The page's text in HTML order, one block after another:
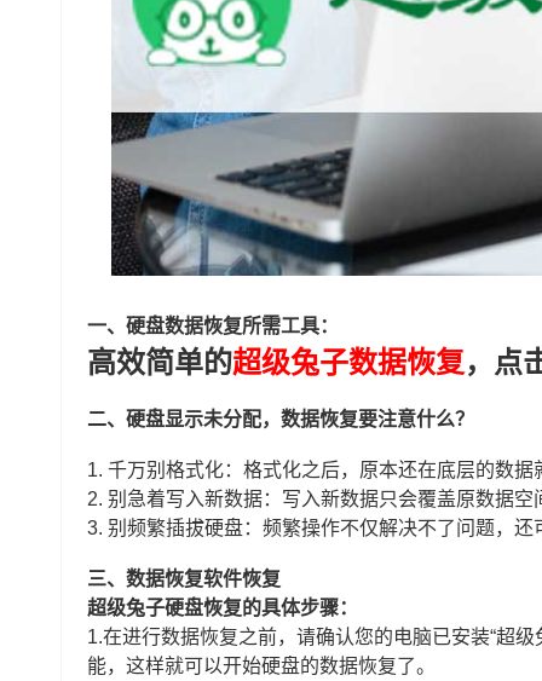
一、硬盘数据恢复所需工具：
高效简单的超级兔子数据恢复，点
二、硬盘显示未分配，数据恢复要注意什么？
1. 千万别格式化：格式化之后，原本还在底层的数
2. 别急着写入新数据：写入新数据只会覆盖原数据
3. 别频繁插拔硬盘：频繁操作不仅解决不了问题，
三、数据恢复软件恢复
超级兔子硬盘恢复的具体步骤：
1.在进行数据恢复之前，请确认您的电脑已安装“超级
能，这样就可以开始硬盘的数据恢复了。